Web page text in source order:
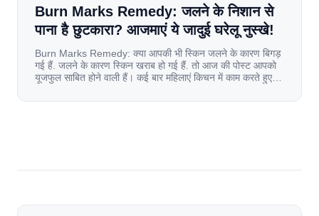
Burn Marks Remedy: जलने के निशान से
पाना है छुटकारा? आजमाएं ये जादुई घरेलू नुस्खे!
Burn Marks Remedy: क्या आपकी भी स्किन जलने के कारण बिगड़
गई हैं. जलने के कारण स्किन खराब हो गई हैं. तो आज की पोस्ट आपको
यूजफुल साबित होने वाली हैं। कई बार महिलाएं किचन में काम करते हुए
[…]